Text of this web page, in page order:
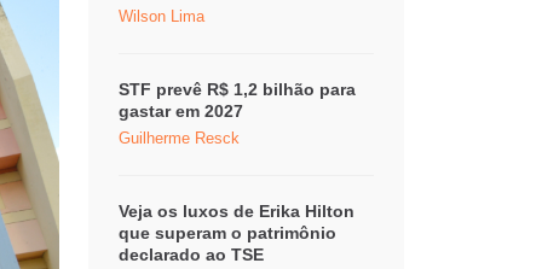
Wilson Lima
STF prevê R$ 1,2 bilhão para
gastar em 2027
Guilherme Resck
Veja os luxos de Erika Hilton
que superam o patrimônio
declarado ao TSE